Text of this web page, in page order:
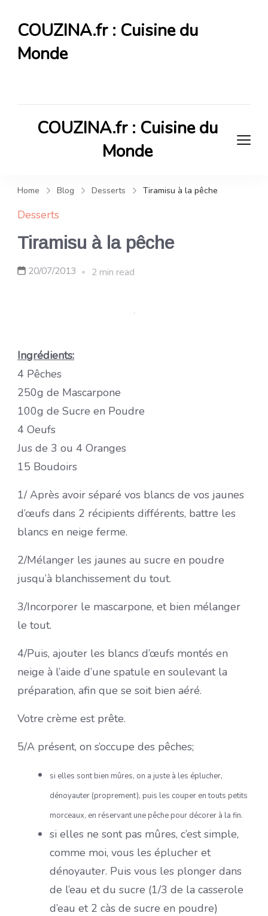
COUZINA.fr : Cuisine du
Monde
COUZINA.fr : Cuisine du
Monde
Home Blog Desserts Tiramisu à la pêche
Desserts
Tiramisu à la pêche
20/07/2013 2 min read
Ingrédients:
4 Pêches
250g de Mascarpone
100g de Sucre en Poudre
4 Oeufs
Jus de 3 ou 4 Oranges
15 Boudoirs
1/ Après avoir séparé vos blancs de vos jaunes
d’œufs dans 2 récipients différents, battre les
blancs en neige ferme.
2/Mélanger les jaunes au sucre en poudre
jusqu’à blanchissement du tout.
3/Incorporer le mascarpone, et bien mélanger
le tout.
4/Puis, ajouter les blancs d’œufs montés en
neige à l’aide d’une spatule en soulevant la
préparation, afin que se soit bien aéré.
Votre crème est prête.
5/A présent, on s’occupe des pêches;
si elles sont bien mûres, on a juste à les éplucher,
dénoyauter (proprement), puis les couper en touts petits
morceaux, en réservant une pêche pour décorer à la fin.
si elles ne sont pas mûres, c’est simple,
comme moi, vous les éplucher et
dénoyauter. Puis vous les plonger dans
de l’eau et du sucre (1/3 de la casserole
d’eau et 2 càs de sucre en poudre)